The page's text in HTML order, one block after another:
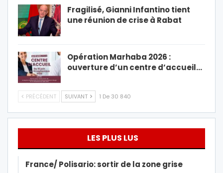
Fragilisé, Gianni Infantino tient
une réunion de crise à Rabat
Opération Marhaba 2026 :
ouverture d’un centre d’accueil…
PRÉCÉDENT SUIVANT 1 De 30 840
LES PLUS LUS
France/ Polisario: sortir de la zone grise